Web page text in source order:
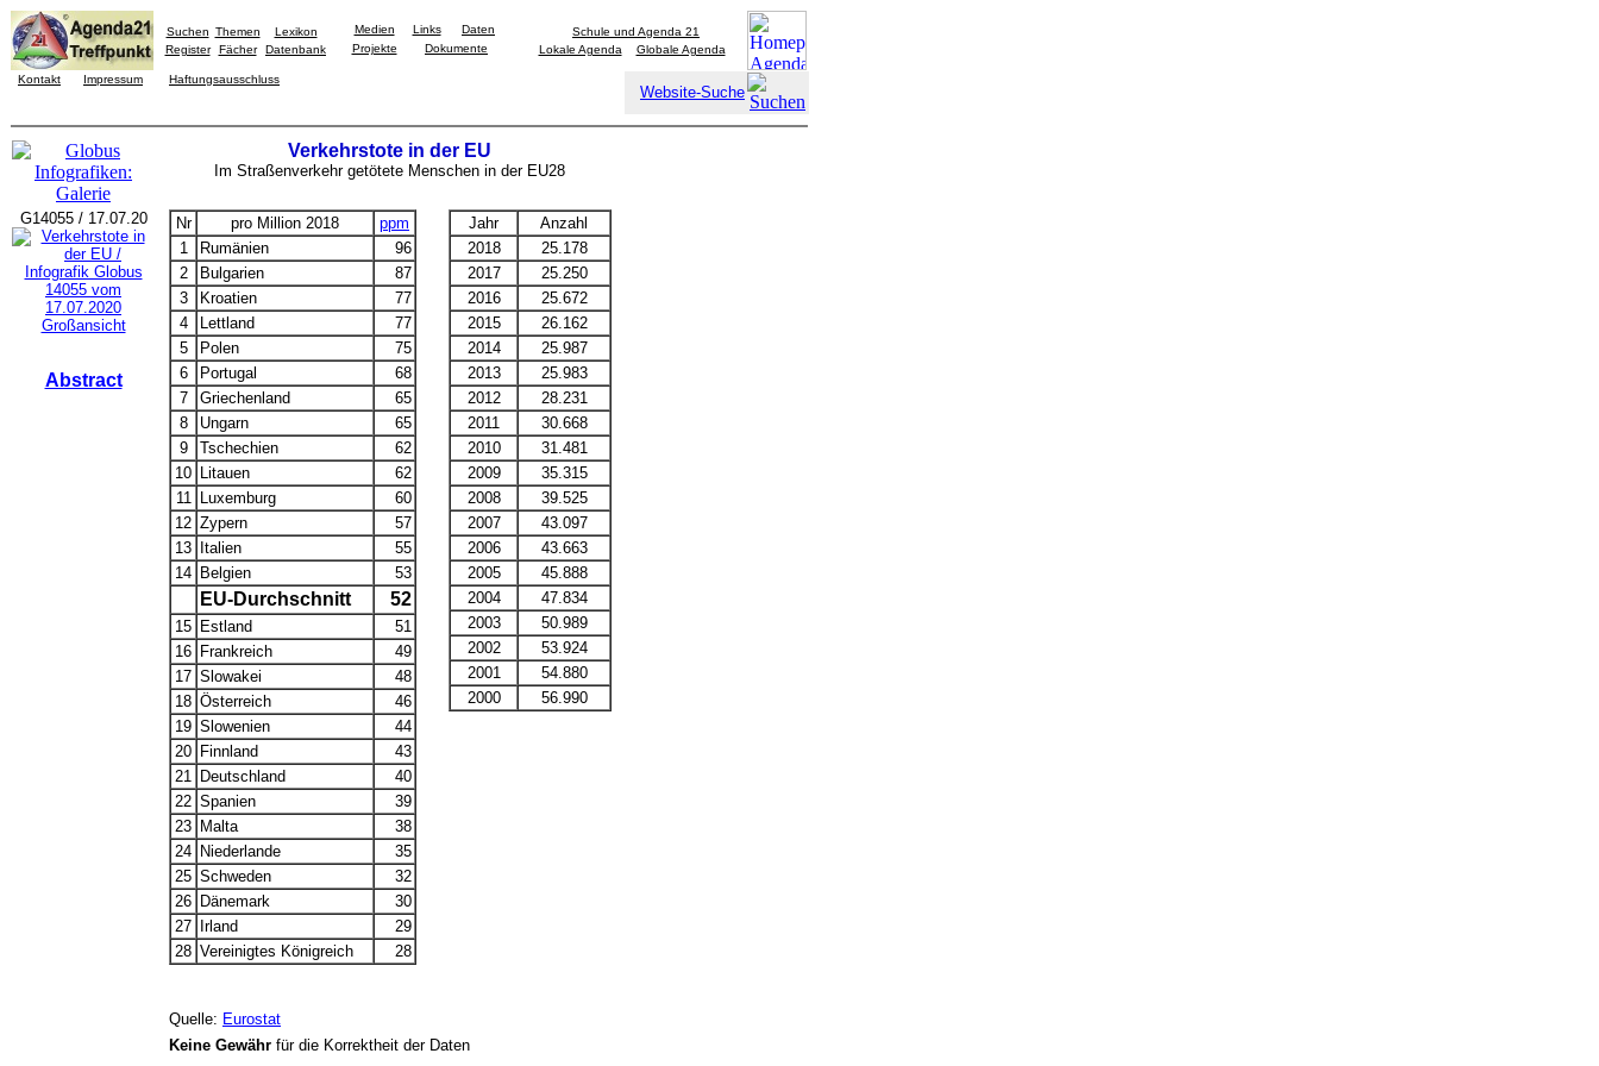
Suchen Themen
Lexikon
Register
Fächer Datenbank
Medien Links
Daten
Projekte
Dokumente
Schule und Agenda 21
Lokale Agenda
Globale Agenda
Kontakt Impressum Haftungsausschluss
Website-Suche
Verkehrstote in der EU
Im Straßenverkehr getötete Menschen in der EU28
G14055 / 17.07.20
Großansicht
Abstract
Nr pro Million 2018
ppm
1
Rumänien
96
2
Bulgarien
87
3
Kroatien
77
4
Lettland
77
5
Polen
75
6
Portugal
68
7
Griechenland
65
8
Ungarn
65
9
Tschechien
62
10 Litauen
62
11
Luxemburg
60
12 Zypern
57
13
Italien
55
14 Belgien 53
EU-Durchschnitt 52
15 Estland
51
16 Frankreich
49
17 Slowakei
48
18 Österreich
46
19 Slowenien
44
20 Finnland
43
21 Deutschland
40
22 Spanien
39
23 Malta
38
24 Niederlande
35
25 Schweden
32
26 Dänemark
30
27
Irland
29
28 Vereinigtes Königreich 28
Jahr
Anzahl
2018
25.178
2017
25.250
2016
25.672
2015
26.162
2014
25.987
2013
25.983
2012
28.231
2011
30.668
2010
31.481
2009
35.315
2008
39.525
2007
43.097
2006
43.663
2005
45.888
2004
47.834
2003
50.989
2002
53.924
2001
54.880
2000
56.990
Quelle: Eurostat
Keine Gewähr für die Korrektheit der Daten